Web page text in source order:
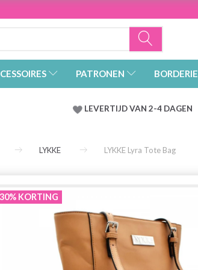
PATRONEN BORDERIE
LEVERTIJD VAN 2-4 DAGEN
LYKKE LYKKE Lyra Tote Bag
30% KORTING